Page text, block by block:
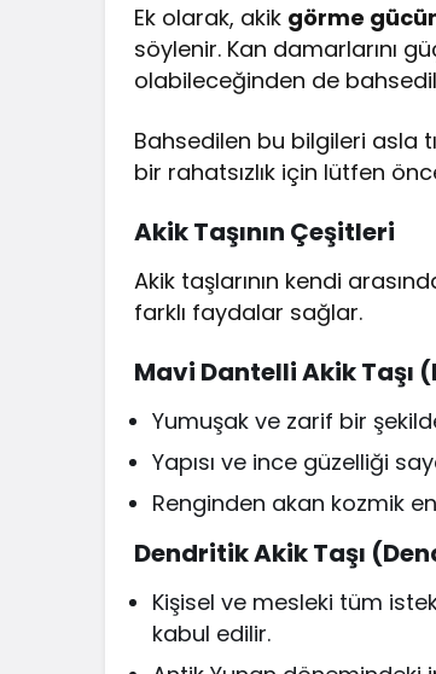
Ek olarak, akik görme
söylenir. Kan damarlarını
olabileceğinden de
Bahsedilen bu bilgileri asla
bir rahatsızlık için lütfen
Akik Taşının Çeşitleri
Akik taşlarının kendi
farklı faydalar sağlar.
Mavi Dantelli Akik Taşı
Yumuşak ve zarif bir
Yapısı ve ince güzelliği
Renginden akan kozmik
Dendritik Akik Taşı
Kişisel ve mesleki tüm
kabul edilir.